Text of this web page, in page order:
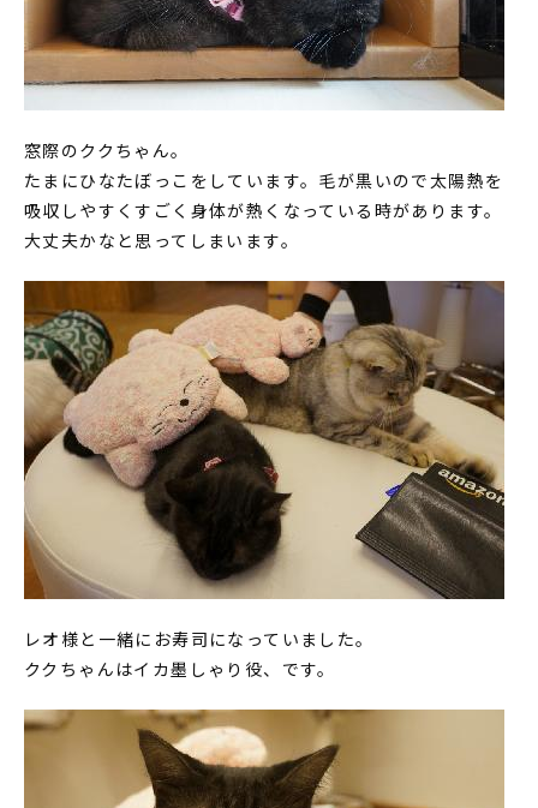
窓際のククちゃん。
たまにひなたぼっこをしています。毛が黒いので太陽熱を
吸収しやすくすごく身体が熱くなっている時があります。
大丈夫かなと思ってしまいます。
レオ様と一緒にお寿司になっていました。
ククちゃんはイカ墨しゃり役、です。